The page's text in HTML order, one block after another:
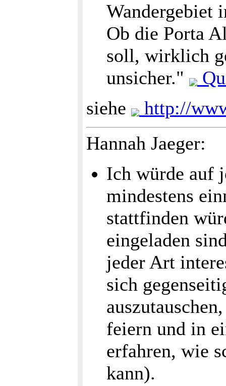
Wandergebiet
Ob die Porta
soll, wirklich
unsicher."
siehe
http://
Hannah Jaeger:
Ich würde auf
mindestens
stattfinden
eingeladen
jeder Art
sich
feiern und in
erfahren, wie
kann).